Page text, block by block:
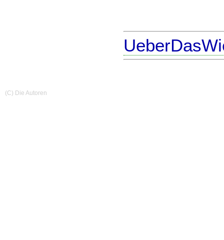
(C) Die Autoren